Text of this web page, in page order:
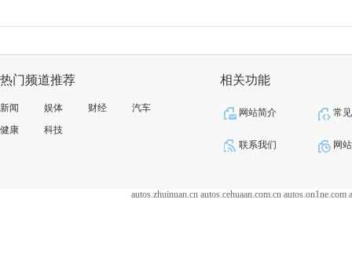
热门频道推荐
新闻 娱体 财经
汽车
健康
科技
相关功能
网站简介 常
联系我们 网
autos.zhuinuan.cn autos.cehuaan.com.cn autos.on1ne.com